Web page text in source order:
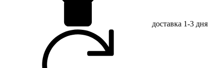
доставка 1-3 дня